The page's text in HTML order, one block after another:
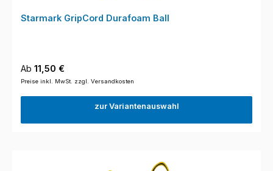
Starmark GripCord Durafoam Ball
Regulärer Preis:
Ab 11,50 €
Preise inkl. MwSt. zzgl. Versandkosten
zur Variantenauswahl